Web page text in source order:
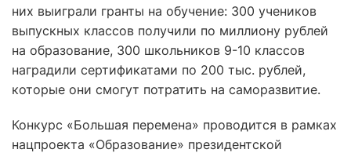
них выиграли гранты на обучение: 300 учеников
выпускных классов получили по миллиону рублей
на образование, 300 школьников 9-10 классов
наградили сертификатами по 200 тыс. рублей,
которые они смогут потратить на саморазвитие.
Конкурс «Большая перемена» проводится в рамках
нацпроекта «Образование» президентской